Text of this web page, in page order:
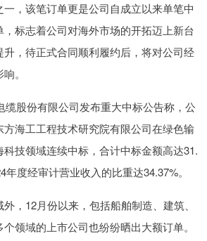
，该笔订单更是公司自成立以来单笔中
标志着公司对海外市场的开拓迈上新台
，待正式合同顺利履约后，将对公司经
。
缆股份有限公司发布重大中标公告称，公
海工工程技术研究院有限公司在绿色输
技领域连续中标，合计中标金额高达31.
度经审计营业收入的比重达34.37%。
，12月份以来，包括船舶制造、建筑、
领域的上市公司也纷纷晒出大额订单。